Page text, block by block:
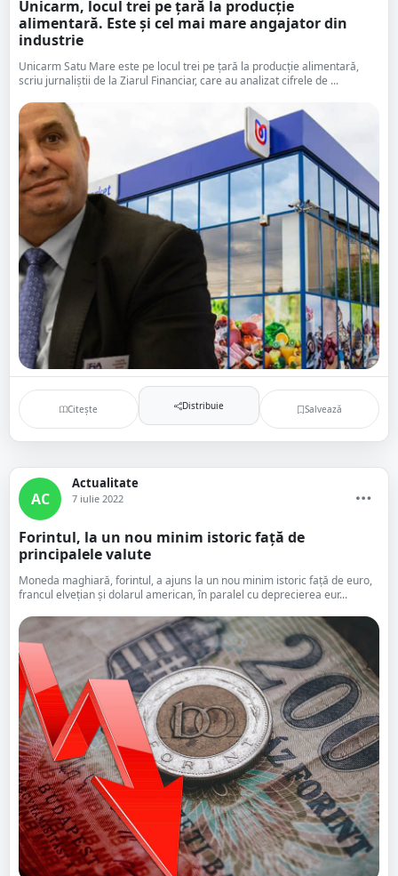
Unicarm, locul trei pe țară la producție
alimentară. Este și cel mai mare angajator din
industrie
Unicarm Satu Mare este pe locul trei pe țară la producție alimentară,
scriu jurnaliștii de la Ziarul Financiar, care au analizat cifrele de ...
Citește Distribuie Salvează
AC
Actualitate
7 iulie 2022
Forintul, la un nou minim istoric faţă de
principalele valute
Moneda maghiară, forintul, a ajuns la un nou minim istoric faţă de euro,
francul elveţian şi dolarul american, în paralel cu deprecierea eur...